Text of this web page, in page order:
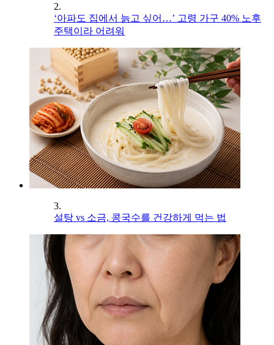
2.
‘아파도 집에서 늙고 싶어…’ 고령 가구 40% 노후
주택이라 어려워
3.
설탕 vs 소금, 콩국수를 건강하게 먹는 법